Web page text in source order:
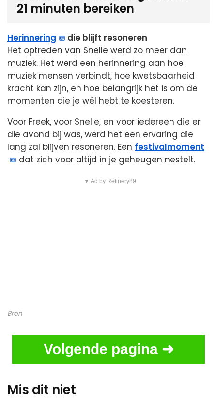
21 minuten bereiken
Herinnering
die blijft resoneren
Het optreden van Snelle werd zo meer dan
muziek. Het werd een herinnering aan hoe
muziek mensen verbindt, hoe kwetsbaarheid
kracht kan zijn, en hoe belangrijk het is om de
momenten die je wél hebt te koesteren.
Voor Freek, voor Snelle, en voor iedereen die er
die avond bij was, werd het een ervaring die
lang zal blijven resoneren. Een festivalmoment
dat zich voor altijd in je geheugen nestelt.
▼ Ad by Refinery89
Bron
Volgende pagina ➜
Mis dit niet